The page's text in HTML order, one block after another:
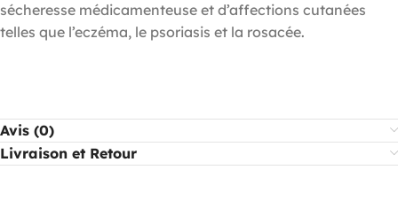
sécheresse médicamenteuse et d’affections cutanées
telles que l’eczéma, le psoriasis et la rosacée.
Avis (0)
Livraison et Retour